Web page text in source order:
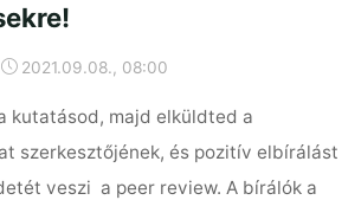
2021.09.08., 08:00
kutatásod, majd elküldted a
szerkesztőjének, és pozitív elbírálást
veszi a peer review. A bírálók a